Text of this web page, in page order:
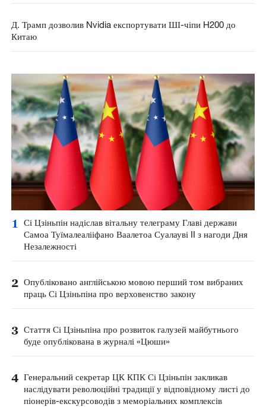
Д. Трамп дозволив Nvidia експортувати ШІ-чіпи H200 до
Китаю
1
Сі Цзіньпін надіслав вітальну телеграму Главі держави
Самоа Туїмалеалііфано Ваалетоа Суалауві II з нагоди Дня
Незалежності
2 Опубліковано англійською мовою перший том вибраних
праць Сі Цзіньпіна про верховенство закону
3 Стаття Сі Цзіньпіна про розвиток галузей майбутнього
буде опублікована в журналі «Цюши»
4 Генеральний секретар ЦК КПК Сі Цзіньпін закликав
наслідувати революційні традиції у відповідному листі до
піонерів-екскурсоводів з меморіальних комплексів